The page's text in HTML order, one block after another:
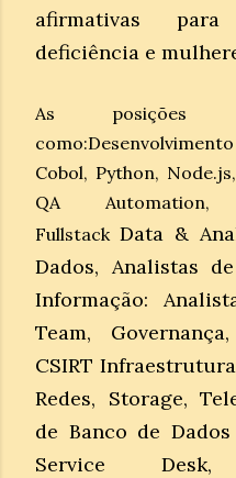
afirmativas
deficiência e
As posições
Cobol, Python,
QA Automation,
Fullstack Data &
Dados, Analistas
Informação:
Team,
CSIRTInfraestrutura
Redes, Storage,
de Banco de Dados
Service